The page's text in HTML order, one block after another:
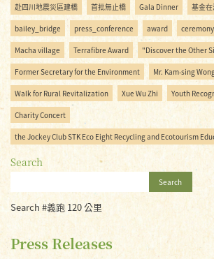
赴四川地震災區建橋 首批無止橋 Gala Dinner 基金
bailey_bridge press_conference award ceremony
Macha village Terrafibre Award "Discover the Other
Former Secretary for the Environment Mr. Kam-sing
Walk for Rural Revitalization Xue Wu Zhi Youth
Charity Concert
the Jockey Club STK Eco Eight Recycling and Ecotourism
Search
Search
Search #義跑 120 公里
Press Releases